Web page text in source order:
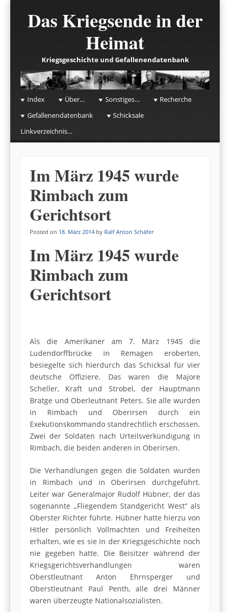
Das Kriegsende in der
Heimat
Kriegsgeschichte und Gefallenendatenbank
☰Menu
Skip to content
Index Über… Sonstiges…
Recherche
Gefallenendatenbank
Schicksale
Linkverzeichnis…
Im März 1945 wurde
Rimbach zum
Gerichtsort
Posted on 18. März 2014 by Ralf Anton Schäfer
Im März 1945 wurde
Rimbach zum
Gerichtsort
Als die Amerikaner am 7. März 1945 die
Ludendorffbrücke in Remagen eroberten,
besiegelte sich hierdurch das Schicksal für vier
deutsche Offiziere. Das waren die Majore
Scheller, Kraft und Strobel, der Hauptmann
Bratge und Oberleutnant Peters. Sie alle wurden
in Rimbach und Oberirsen durch ein
Exekutionskommando standrechtlich erschossen.
Zwei der Soldaten nach Urteilsverkündigung in
Rimbach, die beiden anderen in Oberirsen.
Die Verhandlungen gegen die Soldaten wurden
in Rimbach und in Oberirsen durchgeführt.
Leiter war Generalmajor Rudolf Hübner, der das
sogenannte „Fliegendem Standgericht West“ als
Oberster Richter führte. Hübner hatte hierzu von
Hitler persönlich Vollmachten und Freiheiten
erhalten, wie es sie in der Kriegsgeschichte noch
nie gegeben hatte. Die Beisitzer während der
Kriegsgerichtsverhandlungen waren
Oberstleutnant Anton Ehrnsperger und
Oberstleutnant Paul Penth, alle drei Männer
waren überzeugte Nationalsozialisten.